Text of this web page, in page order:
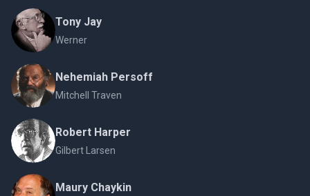
Tony Jay
Werner
Nehemiah Persoff
Mitchell Traven
Robert Harper
Gilbert Larsen
Maury Chaykin